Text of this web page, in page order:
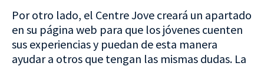
Por otro lado, el Centre Jove creará un apartado
en su página web para que los jóvenes cuenten
sus experiencias y puedan de esta manera
ayudar a otros que tengan las mismas dudas. La